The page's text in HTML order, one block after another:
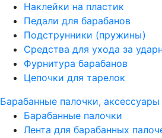
Наклейки на пластик
Педали для барабанов
Подструнники (пружины)
Средства для ухода за
Фурнитура барабанов
Цепочки для тарелок
Барабанные палочки, аксессуары
Барабанные палочки
Лента для барабанных